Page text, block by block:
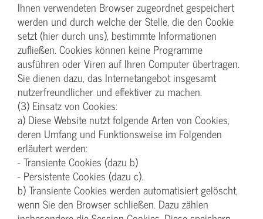
Ihnen verwendeten Browser zugeordnet gespeichert
werden und durch welche der Stelle, die den Cookie
setzt (hier durch uns), bestimmte Informationen
zufließen. Cookies können keine Programme
ausführen oder Viren auf Ihren Computer übertragen.
Sie dienen dazu, das Internetangebot insgesamt
nutzerfreundlicher und effektiver zu machen.
(3) Einsatz von Cookies:
a) Diese Website nutzt folgende Arten von Cookies,
deren Umfang und Funktionsweise im Folgenden
erläutert werden:
- Transiente Cookies (dazu b)
- Persistente Cookies (dazu c).
b) Transiente Cookies werden automatisiert gelöscht,
wenn Sie den Browser schließen. Dazu zählen